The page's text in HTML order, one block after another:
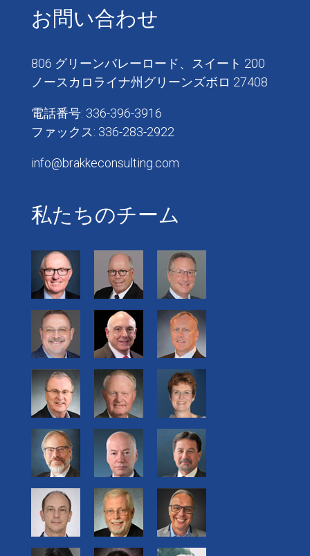
お問い合わせ
806 グリーンバレーロード、スイート 200
ノースカロライナ州グリーンズボロ 27408
電話番号: 336-396-3916
ファックス: 336-283-2922
info@brakkeconsulting.com
私たちのチーム